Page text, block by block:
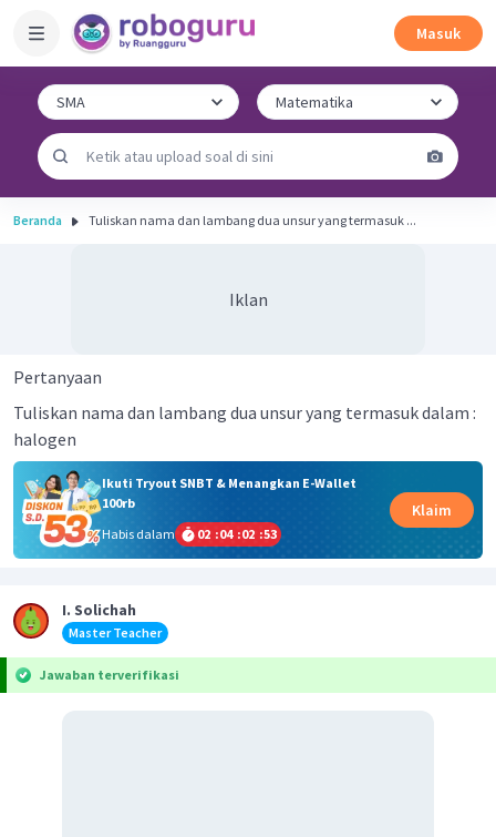
Masuk
Beranda Tuliskan nama dan lambang dua unsur yang termasuk ...
Iklan
Pertanyaan
Tuliskan nama dan lambang dua unsur yang termasuk dalam :
halogen
Ikuti Tryout SNBT & Menangkan E-Wallet
100rb
Habis dalam
02 :04 :02 :53
Klaim
I. Solichah
Master Teacher
Jawaban terverifikasi